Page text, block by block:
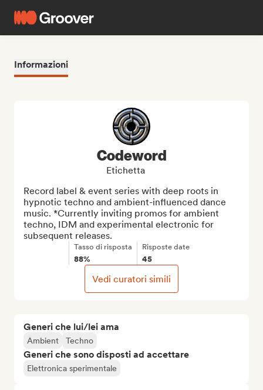
Informazioni
Generi che lui/lei ama
Ambient Techno
Generi che sono disposti ad accettare
Elettronica sperimentale
Codeword
Etichetta
Record label & event series with deep roots in
hypnotic techno and ambient-influenced dance
music. *Currently inviting promos for ambient
techno, IDM and experimental electronic for
subsequent releases.
Tasso di risposta
88%
Risposte date
45
Vedi curatori simili